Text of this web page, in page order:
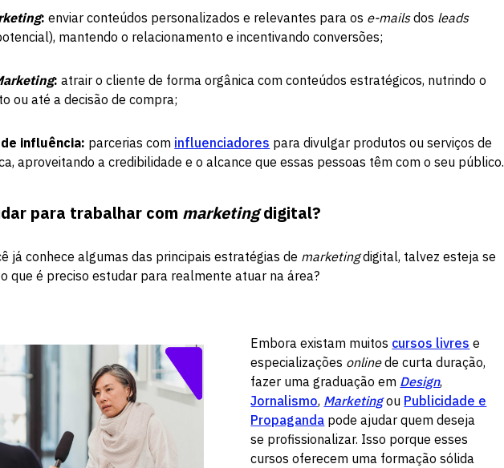
:enviar conteúdos personalizados e relevantes para os e-mailsdos leads
mantendo o relacionamento e incentivando conversões;
:atrair o cliente de forma orgânica com conteúdos estratégicos, nutrindo o
ou até a decisão de compra;
influência: parcerias com influenciadores para divulgar produtos ou serviços de
aproveitando a credibilidade e o alcance que essas pessoas têm com o seu público.
para trabalhar com marketingdigital?
já conhece algumas das principais estratégias de marketingdigital, talvez esteja se
que é preciso estudar para realmente atuar na área?
Embora existam muitos cursos livres e
especializações onlinede curta duração,
fazer uma graduação em Design,
Jornalismo, Marketingou Publicidade e
Propaganda pode ajudar quem deseja
se profissionalizar. Isso porque esses
cursos oferecem uma formação sólida